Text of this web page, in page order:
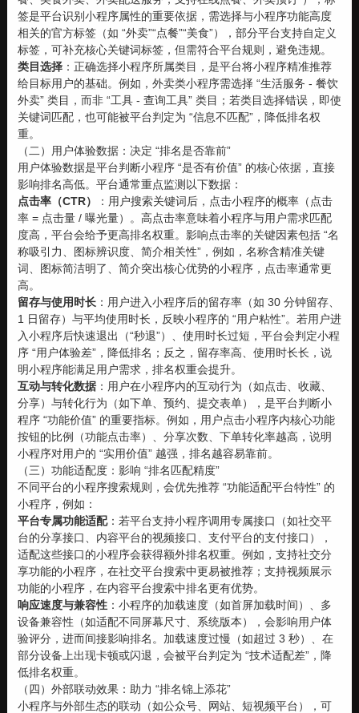
签是平台识别小程序属性的重要依据，需选择与小程序功能高度
相关的官方标签（如 “外卖”“点餐”“美食”），部分平台支持自定义
标签，可补充核心关键词标签，但需符合平台规则，避免违规。
类目选择：正确选择小程序所属类目，是平台将小程序精准推荐
给目标用户的基础。例如，外卖类小程序需选择 “生活服务 - 餐饮
外卖” 类目，而非 “工具 - 查询工具” 类目；若类目选择错误，即使
关键词匹配，也可能被平台判定为 “信息不匹配”，降低排名权
重。
（二）用户体验数据：决定 “排名是否靠前”
用户体验数据是平台判断小程序 “是否有价值” 的核心依据，直接
影响排名高低。平台通常重点监测以下数据：
点击率（CTR）
：用户搜索关键词后，点击小程序的概率（点击
率 = 点击量 / 曝光量）。高点击率意味着小程序与用户需求匹配
度高，平台会给予更高排名权重。影响点击率的关键因素包括 “名
称吸引力、图标辨识度、简介相关性”，例如，名称含精准关键
词、图标简洁明了、简介突出核心优势的小程序，点击率通常更
高。
留存与使用时长：用户进入小程序后的留存率（如 30 分钟留存、
1 日留存）与平均使用时长，反映小程序的 “用户粘性”。若用户进
入小程序后快速退出（“秒退”）、使用时长过短，平台会判定小程
序 “用户体验差”，降低排名；反之，留存率高、使用时长长，说
明小程序能满足用户需求，排名权重会提升。
互动与转化数据：用户在小程序内的互动行为（如点击、收藏、
分享）与转化行为（如下单、预约、提交表单），是平台判断小
程序 “功能价值” 的重要指标。例如，用户点击小程序内核心功能
按钮的比例（功能点击率）、分享次数、下单转化率越高，说明
小程序对用户的 “实用价值” 越强，排名越容易靠前。
（三）功能适配度：影响 “排名匹配精度”
不同平台的小程序搜索规则，会优先推荐 “功能适配平台特性” 的
小程序，例如：
平台专属功能适配：若平台支持小程序调用专属接口（如社交平
台的分享接口、内容平台的视频接口、支付平台的支付接口），
适配这些接口的小程序会获得额外排名权重。例如，支持社交分
享功能的小程序，在社交平台搜索中更易被推荐；支持视频展示
功能的小程序，在内容平台搜索中排名更有优势。
响应速度与兼容性：小程序的加载速度（如首屏加载时间）、多
设备兼容性（如适配不同屏幕尺寸、系统版本），会影响用户体
验评分，进而间接影响排名。加载速度过慢（如超过 3 秒）、在
部分设备上出现卡顿或闪退，会被平台判定为 “技术适配差”，降
低排名权重。
（四）外部联动效果：助力 “排名锦上添花”
小程序与外部生态的联动（如公众号、网站、短视频平台），可